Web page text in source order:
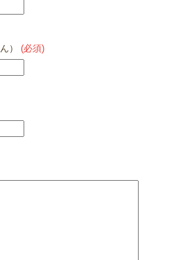
） (必須)